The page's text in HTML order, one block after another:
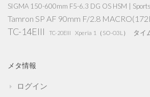
SIGMA 150-600mm F5-6.3 DG OS HSM | Sports
Tamron SP AF 90mm F/2.8
TC-14EIII TC-20EIII Xperia 1（SO-03L） タイ
メタ情報
ログイン